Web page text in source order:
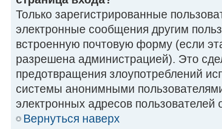
Только зарегистрированные
электронные сообщения другим
встроенную почтовую форму (если
разрешена администрацией). Это
предотвращения злоупотреблений
системы анонимными
электронных адресов пользователей
Вернуться наверх